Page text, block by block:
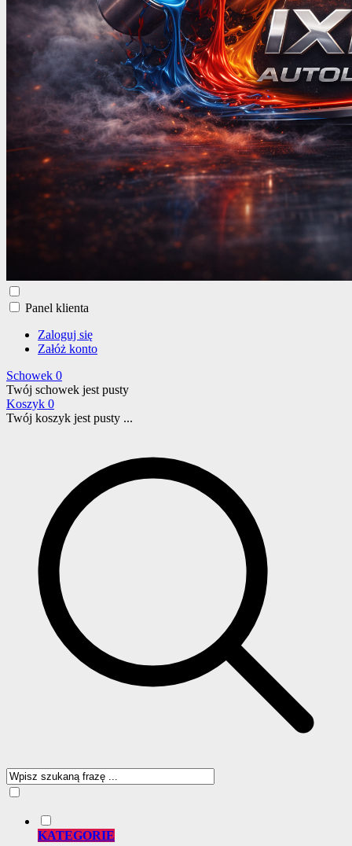
Panel klienta
Zaloguj się
Załóż konto
Schowek 0
Twój schowek jest pusty
Koszyk 0
Twój koszyk jest pusty ...
KATEGORIE